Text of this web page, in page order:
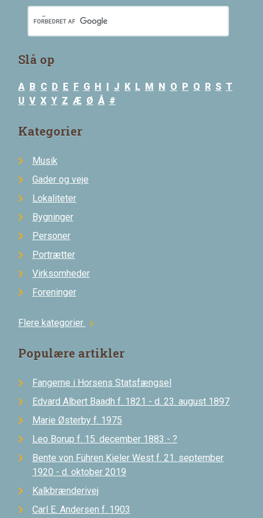
Slå op
A B C D E F G H I J K L M N O P Q R S T
U V X Y Z Æ Ø Å #
Kategorier
Musik
Gader og veje
Lokaliteter
Bygninger
Personer
Portrætter
Virksomheder
Foreninger
Flere kategorier chevron_right
Populære artikler
Fangerne i Horsens Statsfængsel
Edvard Albert Baadh f. 1821 - d. 23. august 1897
Marie Østerby f. 1975
Leo Borup f. 15. december 1883 - ?
Bente von Führen Kieler West f. 21. september
1920 - d. oktober 2019
Kalkbrænderivej
Carl E. Andersen f. 1903